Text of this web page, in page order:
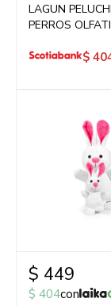
LAGUN
PERROS
$
$ 449
$ 404con